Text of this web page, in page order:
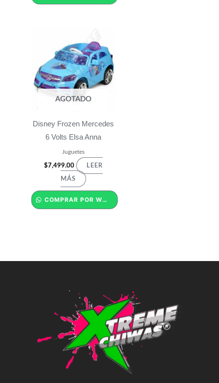
AGOTADO
Disney Frozen Mercedes
6 Volts Elsa Anna
Juguetes
$7,499.00 LEER
MÁS
COMPRAR POR WHATSAPP